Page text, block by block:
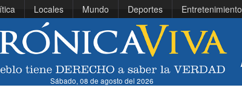
Locales Mundo Deportes Entretenimiento
Sábado, 08 de agosto del 2026